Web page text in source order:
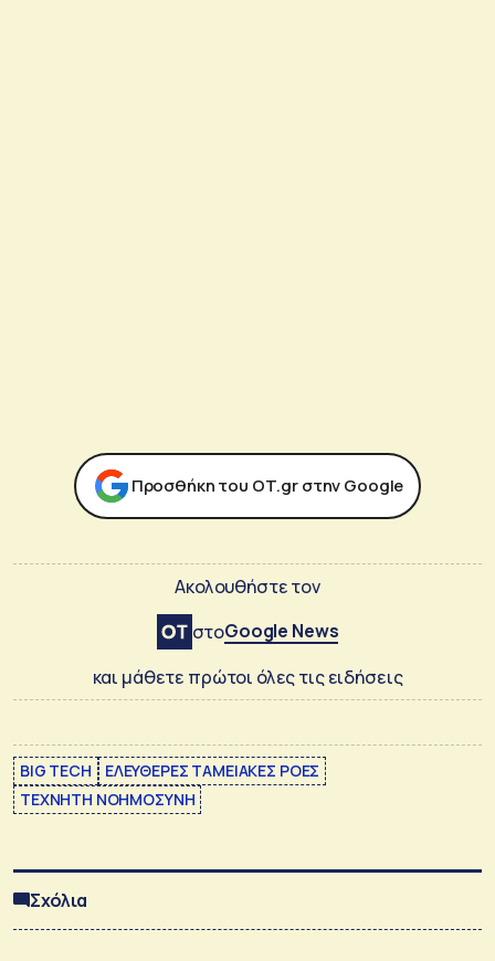
Προσθήκη του ΟΤ.gr στην Google
Ακολουθήστε τον
στοGoogle News
και μάθετε πρώτοι όλες τις ειδήσεις
BIG TECH
ΕΛΕΥΘΕΡΕΣ ΤΑΜΕΙΑΚΕΣ ΡΟΕΣ
ΤΕΧΝΗΤΗ ΝΟΗΜΟΣΥΝΗ
Σχόλια